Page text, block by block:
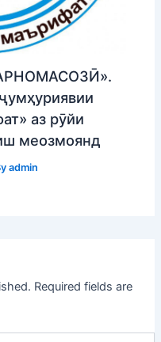
аз рӯйи
меозмоянд
admin
Required fields are